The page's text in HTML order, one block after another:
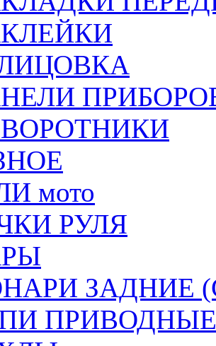
мото
РУЛЯ
ЗАДНИЕ
ПРИВОДНЫЕ